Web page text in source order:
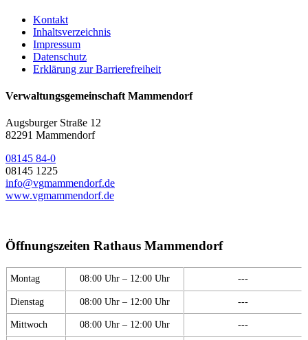
Kontakt
Inhaltsverzeichnis
Impressum
Datenschutz
Erklärung zur Barrierefreiheit
Verwaltungsgemeinschaft Mammendorf
Augsburger Straße 12
82291 Mammendorf
08145 84-0
08145 1225
info@vgmammendorf.de
www.vgmammendorf.de
Öffnungszeiten Rathaus Mammendorf
Montag 08:00 Uhr – 12:00 Uhr ---
Dienstag 08:00 Uhr – 12:00 Uhr ---
Mittwoch 08:00 Uhr – 12:00 Uhr ---